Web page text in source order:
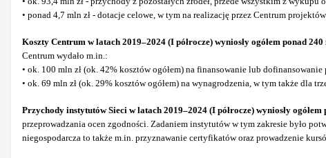
• ponad 4,7 mln zł - dotacje celowe, w tym na realizację przez Centrum
Koszty Centrum w latach 2019–2024 (I półrocze) wyniosły ogółem ponad 240
Centrum wydało m.in.:
• ok. 100 mln zł (ok. 42% kosztów ogółem) na finansowanie lub
• ok. 69 mln zł (ok. 29% kosztów ogółem) na wynagrodzenia, w tym także dla
Przychody instytutów Sieci w latach 2019–2024 (I półrocze) wyniosły ogółem
przeprowadzania ocen zgodności. Zadaniem instytutów w tym zakresie było
niegospodarcza to także m.in. przyznawanie certyfikatów oraz prowadzenie